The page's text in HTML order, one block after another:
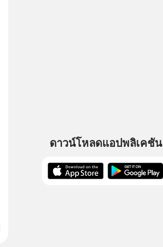
ดาวน์โหลดแอปพลิเคชัน